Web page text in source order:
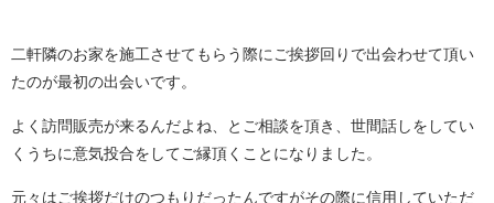
二軒隣のお家を施工させてもらう際にご挨拶回りで出会わせて頂い
たのが最初の出会いです。
よく訪問販売が来るんだよね、とご相談を頂き、世間話しをしてい
くうちに意気投合をしてご縁頂くことになりました。
元々はご挨拶だけのつもりだったんですがその際に信用していただ